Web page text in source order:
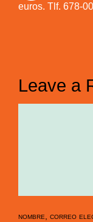
euros. Tlf. 678-
Leave a
nombre, correo